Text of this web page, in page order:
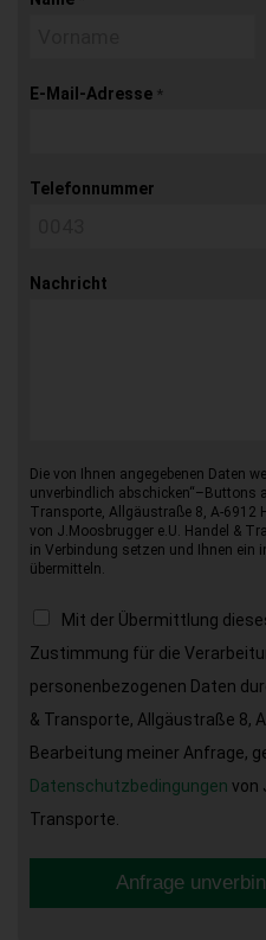
E-Mail-Adresse *
Telefonnummer
Nachricht
Die von Ihnen angegebenen Daten
unverbindlich abschicken“–Buttons
Transporte, Allgäustraße 8, A-6912
von J.Moosbrugger e.U. Handel &
in Verbindung setzen und Ihnen ein
übermitteln.
Mit der Übermittlung
Zustimmung für die
personenbezogenen Daten
& Transporte, Allgäustraße 8,
Bearbeitung meiner Anfrage,
Datenschutzbedingungen von
Transporte.
Anfrage